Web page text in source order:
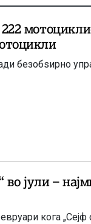
безобѕирно
јули –
кога „Сејф